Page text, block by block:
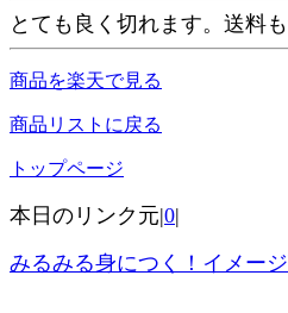
とても良く切れます。送料
商品を楽天で見る
商品リストに戻る
トップページ
本日のリンク元|0|
みるみる身につく！イメー